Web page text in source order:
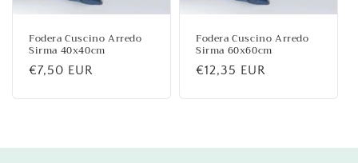
Fodera Cuscino Arredo
Sirma 40x40cm
Prezzo
€7,50 EUR
Fodera Cuscino Arredo
Sirma 60x60cm
Prezzo
€12,35 EUR